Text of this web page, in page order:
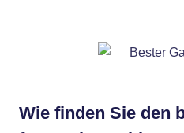
Wie finden Sie den